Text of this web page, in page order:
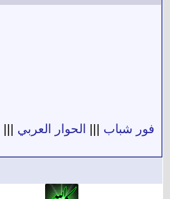
فور شباب الحوار العربي